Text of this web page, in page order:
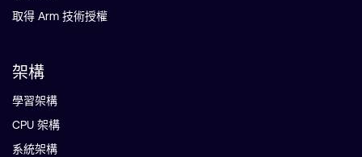
取得 Arm 技術授權
架構
學習架構
CPU 架構
系統架構